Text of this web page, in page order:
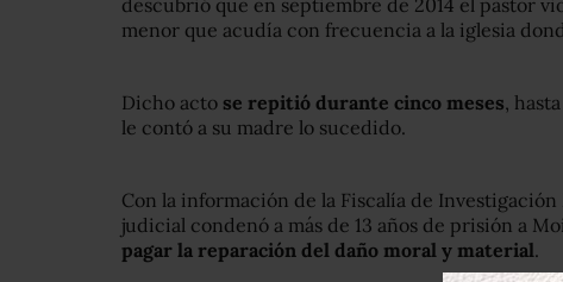
descubrió que en septiembre de 2014 el pastor
menor que acudía con frecuencia a la iglesia
Dicho acto se repitió durante cinco meses,
le contó a su madre lo sucedido.
Con la información de la Fiscalía de
judicial condenó a más de 13 años de prisión a
pagar la reparación del daño moral y material.